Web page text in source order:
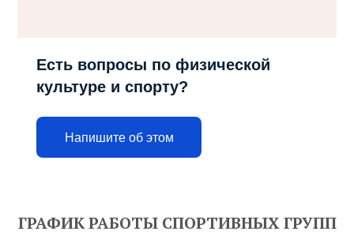
Есть вопросы по физической
культуре и спорту?
Напишите об этом
ГРАФИК РАБОТЫ СПОРТИВНЫХ ГРУПП